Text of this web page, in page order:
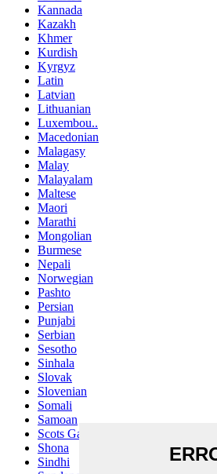
Kannada
Kazakh
Khmer
Kurdish
Kyrgyz
Latin
Latvian
Lithuanian
Luxembou..
Macedonian
Malagasy
Malay
Malayalam
Maltese
Maori
Marathi
Mongolian
Burmese
Nepali
Norwegian
Pashto
Persian
Punjabi
Serbian
Sesotho
Sinhala
Slovak
Slovenian
Somali
Samoan
Scots Gaelic
Shona
Sindhi